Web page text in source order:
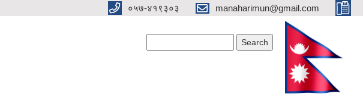
०५७-४१९३०३ manaharimun@gmail.com